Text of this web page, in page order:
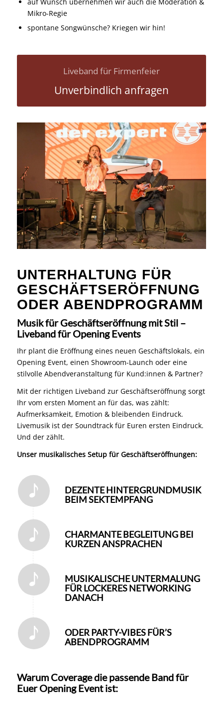
Mikro-Regie
spontane Songwünsche? Kriegen wir hin!
Liveband für Firmenfeier
Unverbindlich anfragen
UNTERHALTUNG FÜR
GESCHÄFTSERÖFFNUNG
ODER ABENDPROGRAMM
Musik für Geschäftseröffnung mit Stil –
Liveband für Opening Events
Ihr plant die Eröffnung eines neuen Geschäftslokals, ein
Opening Event, einen Showroom-Launch oder eine
stilvolle Abendveranstaltung für Kund:innen & Partner?
Mit der richtigen Liveband zur Geschäftseröffnung sorgt
Ihr vom ersten Moment an für das, was zählt:
Aufmerksamkeit, Emotion & bleibenden Eindruck.
Livemusik ist der Soundtrack für Euren ersten Eindruck.
Und der zählt.
Unser musikalisches Setup für Geschäftseröffnungen:
DEZENTE HINTERGRUNDMUSIK
BEIM SEKTEMPFANG
CHARMANTE BEGLEITUNG BEI
KURZEN ANSPRACHEN
MUSIKALISCHE UNTERMALUNG
FÜR LOCKERES NETWORKING
DANACH
ODER PARTY-VIBES FÜR’S
ABENDPROGRAMM
Warum Coverage die passende Band für
Euer Opening Event ist: